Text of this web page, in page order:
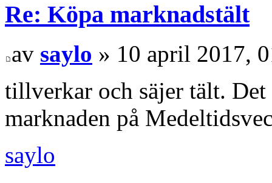
Re: Köpa marknadstält
av saylo » 10 april 2017,
tillverkar och säjer tält.
marknaden på
saylo